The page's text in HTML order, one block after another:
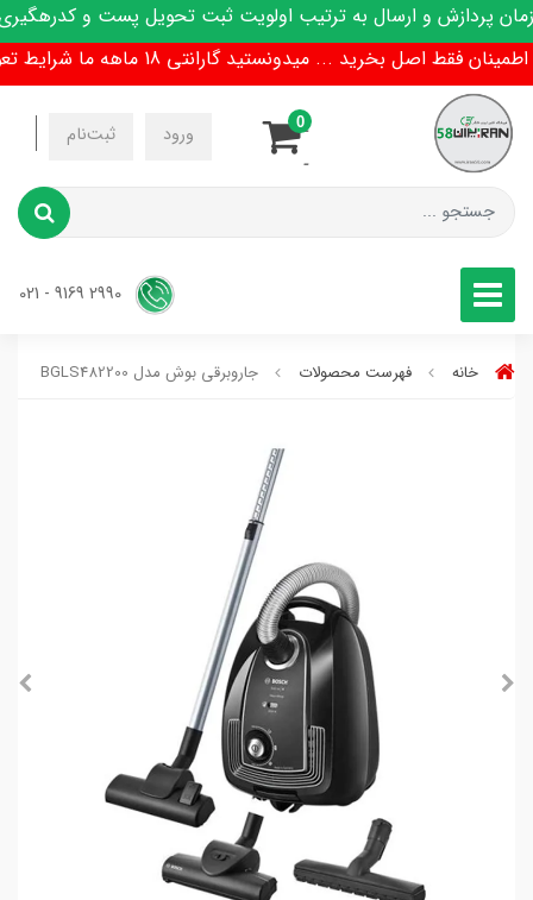
و ارسال به ترتیب اولویت ثبت تحویل پست و کدرهگیری
فقط اصل بخرید ... میدونستید گارانتی 18 ماهه ما شرایط تعویض هم داره !
ورود ثبت‌نام
-
-
0
خانه فهرست محصولات جاروبرقی بوش مدل BGLS482200